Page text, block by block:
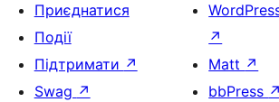
Приєднатися
Події
Підтримати ↗
Swag ↗
↗
Matt ↗
bbPress ↗